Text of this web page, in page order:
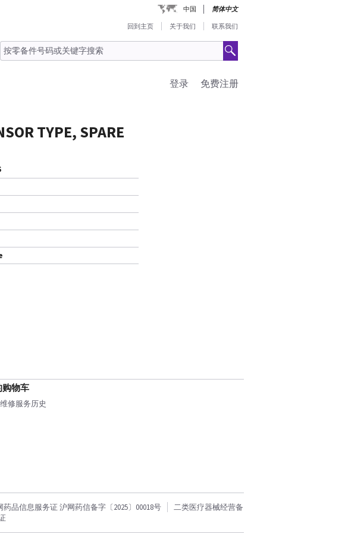
中国 简体中文
回到主页 关于我们 联系我们
免费注册
登录
TYPE, SPARE
购物车
修服务历史
药品信息服务证 沪网药信备字〔2025〕00018号
二类医疗器械经营备